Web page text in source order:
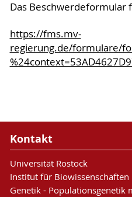
Das Beschwerdeformular
https://fms.mv-
regierung.de/formulare/
Kontakt
Universität Rostock
Institut für Biowissenschaften
Genetik - Populationsgenetik